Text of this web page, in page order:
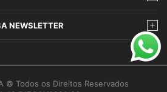
NEWSLETTER
© Todos os Direitos Reservados